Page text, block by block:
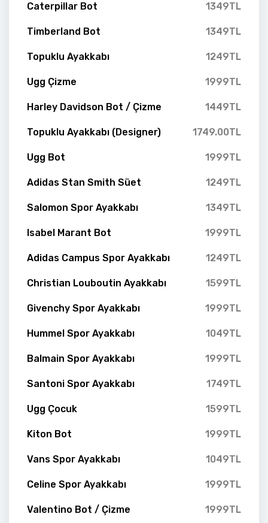
Caterpillar Bot 1349TL
Timberland Bot 1349TL
Topuklu Ayakkabı 1249TL
Ugg Çizme 1999TL
Harley Davidson Bot / Çizme 1449TL
Topuklu Ayakkabı (Designer) 1749.00TL
Ugg Bot 1999TL
Adidas Stan Smith Süet 1249TL
Salomon Spor Ayakkabı 1349TL
Isabel Marant Bot 1999TL
Adidas Campus Spor Ayakkabı 1249TL
Christian Louboutin Ayakkabı 1599TL
Givenchy Spor Ayakkabı 1999TL
Hummel Spor Ayakkabı 1049TL
Balmain Spor Ayakkabı 1999TL
Santoni Spor Ayakkabı 1749TL
Ugg Çocuk 1599TL
Kiton Bot 1999TL
Vans Spor Ayakkabı 1049TL
Celine Spor Ayakkabı 1999TL
Valentino Bot / Çizme 1999TL